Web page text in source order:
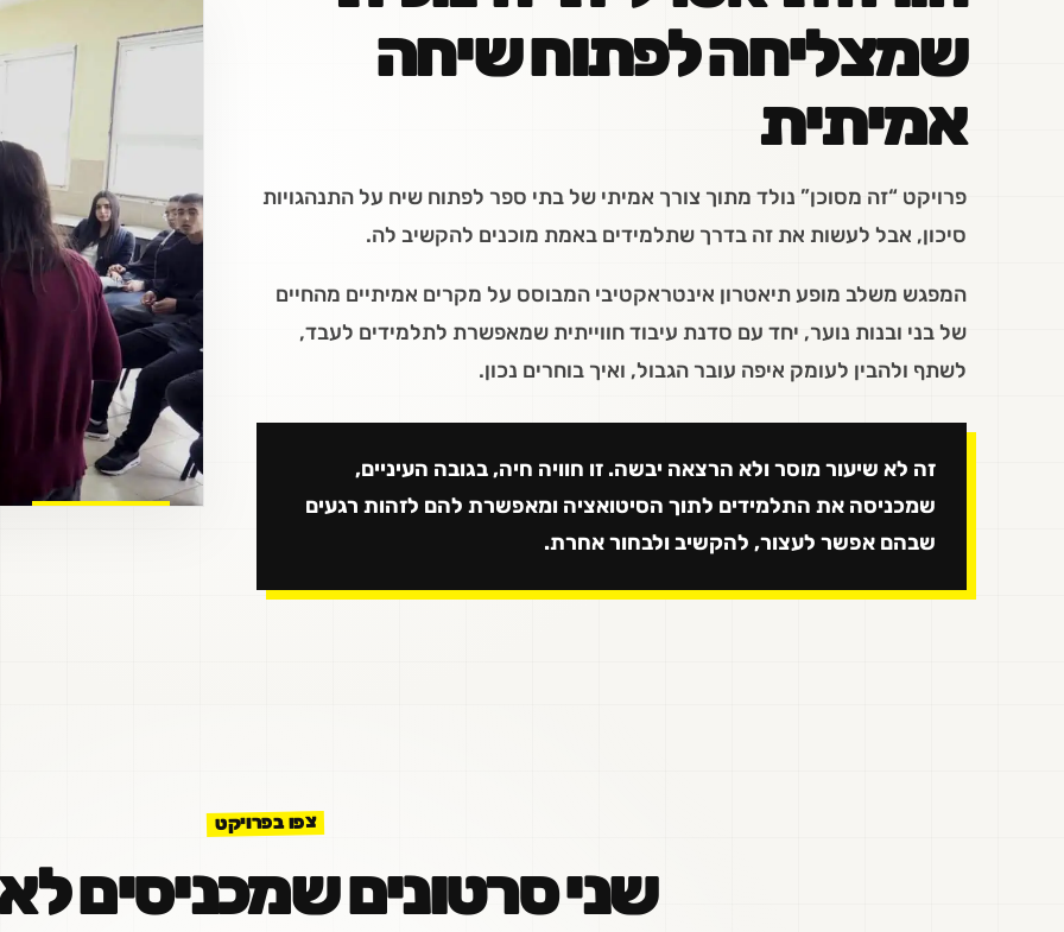
שמצליחה לפתוח שיחה
אמיתית
פרויקט “זה מסוכן” נולד מתוך צורך אמיתי של בתי ספר לפתוח שיח על התנהגויות
סיכון, אבל לעשות את זה בדרך שתלמידים באמת מוכנים להקשיב לה.
המפגש משלב מופע תיאטרון אינטראקטיבי המבוסס על מקרים אמיתיים מהחיים
של בני ובנות נוער, יחד עם סדנת עיבוד חווייתית שמאפשרת לתלמידים לעבד,
לשתף ולהבין לעומק איפה עובר הגבול, ואיך בוחרים נכון.
זה לא שיעור מוסר ולא הרצאה יבשה. זו חוויה חיה, בגובה העיניים,
שמכניסה את התלמידים לתוך הסיטואציה ומאפשרת להם לזהות רגעים
שבהם אפשר לעצור, להקשיב ולבחור אחרת.
צפו בפרויקט
שני סרטונים שמכניסים